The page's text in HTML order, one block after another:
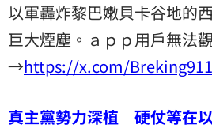
以軍轟炸黎巴嫩貝卡谷地的
巨大煙塵。ａｐｐ用戶無法
→https://x.com/
真主黨勢力深植 硬仗等在